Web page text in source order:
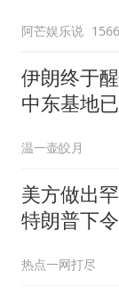
阿芒娱乐说
伊朗终于
中东基地
温一壶皎月
美方做出
特朗普下
热点一网打尽